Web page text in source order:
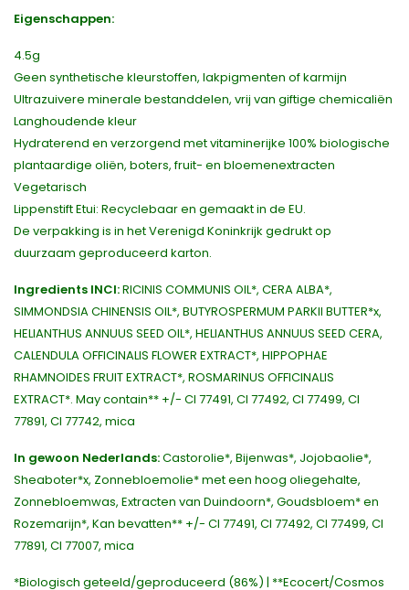
Eigenschappen:
4.5g
Geen synthetische kleurstoffen, lakpigmenten of karmijn
Ultrazuivere minerale bestanddelen, vrij van giftige chemicaliën
Langhoudende kleur
Hydraterend en verzorgend met vitaminerijke 100% biologische
plantaardige oliën, boters, fruit- en bloemenextracten
Vegetarisch
Lippenstift Etui: Recyclebaar en gemaakt in de EU.
De verpakking is in het Verenigd Koninkrijk gedrukt op
duurzaam geproduceerd karton.
Ingredients INCI:RICINIS COMMUNIS OIL*, CERA ALBA*,
SIMMONDSIA CHINENSIS OIL*, BUTYROSPERMUM PARKII BUTTER*x,
HELIANTHUS ANNUUS SEED OIL*, HELIANTHUS ANNUUS SEED CERA,
CALENDULA OFFICINALIS FLOWER EXTRACT*, HIPPOPHAE
RHAMNOIDES FRUIT EXTRACT*, ROSMARINUS OFFICINALIS
EXTRACT*. May contain** +/- CI 77491, CI 77492, CI 77499, CI
77891, CI 77742, mica
In gewoon Nederlands:Castorolie*, Bijenwas*, Jojobaolie*,
Sheaboter*x, Zonnebloemolie* met een hoog oliegehalte,
Zonnebloemwas, Extracten van Duindoorn*, Goudsbloem* en
Rozemarijn*, Kan bevatten** +/- CI 77491, CI 77492, CI 77499, CI
77891, CI 77007, mica
*Biologisch geteeld/geproduceerd (86%) | **Ecocert/Cosmos